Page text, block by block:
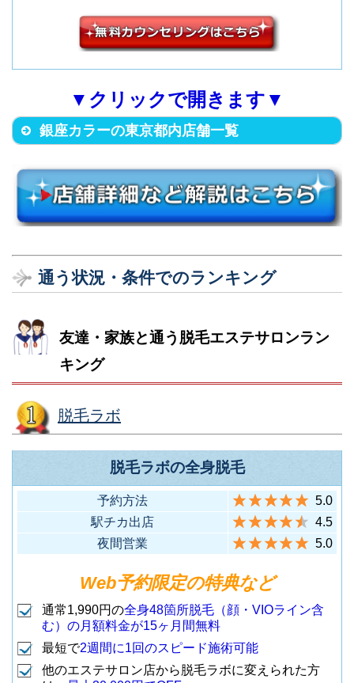
久米川店
分）
島Ⅱ 405号
（JR各線 町田駅から徒歩5分）
5
八王子市台町4-44-10 西八王子平
沼ビル301号
（JR西八王子駅から徒歩3分）
6
八王子市子安町1-1-3 南口第二ビ
分）
7 立川店
8 国分寺駅前店
国分寺市本町2-2-10 赤尾ビル3F
（JR各線 国分寺駅から徒歩3
江戸川区中葛西3-37-3 志美津ビ
ル6Ｆ
（地下鉄葛西駅から徒歩5分）
12 PR成増店
（東武線 成増駅から徒歩3分）
府中桜通り店
府中市府中町1-30-3 オーク・ワ
立川通り店
立川市高松町3-14-14 立川OSEビ
ル5F
（JR各線 立川駅から徒歩5分）
吉祥寺店
武蔵野市吉祥寺本町1-11-24 HAL
ビル4F
（JR各線 吉祥寺駅から徒歩5
八王子市横山町9-20 透1ビル4F
（JR各線 八王子駅から徒歩5
池袋西口店
豊島区西池袋3-25-11CIC IKEBU
KUROBUIL 9F
（JR各線 池袋駅西口から徒歩7
分）
中央区銀座2-2-19 藤間ビル（ト
ウマビル）7F
ら徒歩1分）
6
F
ル8F
（JR各線 新宿駅南改札口から徒
渋谷区恵比寿西1-10-7 MMSビル
9F
（JR各線 恵比寿駅4番出口から
徒歩3分）
港区南青山3-12-10 K246ビル5F
▼クリックで開きます▼
銀座カラーの東京都内店舗一覧
店舗名
1 銀座本店
中央区銀座4-2-2 第1弥生ビルデ
（地下鉄銀座駅C8出口からビル
銀座プレミア店
（地下鉄銀座駅B9出口から徒歩2
分）
新宿東口店
(22:30まで営
業)
新宿区新宿3-17-2 ヒューリック
GATES 4Ｆ)
（地下鉄新宿三丁目駅B5・B6出
口から徒歩30秒）
通う状況・条件でのランキング
友達・家族と通う脱毛エステサロンラン
キング
脱毛ラボ
脱毛ラボの全身脱毛
予約方法
5.0
駅チカ出店
4.5
夜間営業
5.0
Web予約限定の特典など
通常1,990円の全身48箇所脱毛（顔・VIOライン含
む）の月額料金が15ヶ月間無料
最短で2週間に1回のスピード施術可能
他のエステサロン店から脱毛ラボに変えられた方